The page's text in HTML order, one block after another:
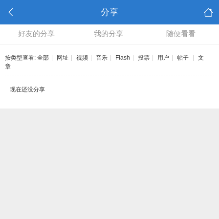
分享
好友的分享 我的分享 随便看看
按类型查看: 全部 网址 视频 音乐 Flash 投票 用户 帖子
文
章
现在还没分享